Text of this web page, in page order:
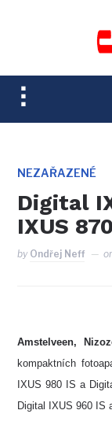
TOGGLE
SIDEBAR
NAVIGATION
NEZAŘAZENÉ
Digital
IXUS
by Ondřej Neff
Amstelveen,
kompaktních
IXUS 980 IS a
Digital IXUS 960 IS